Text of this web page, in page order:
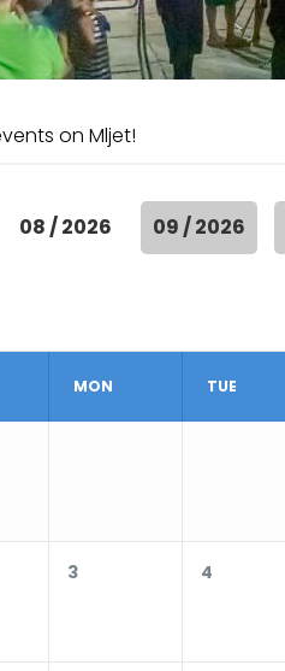
on Mljet!
08 / 2026 09 / 2026
MON TUE
3 4